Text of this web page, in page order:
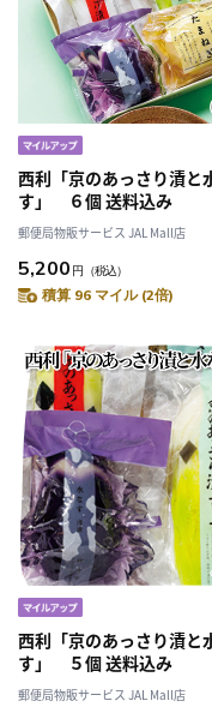
西利「京のあっさり漬と
す」 ６個 送料込み
郵便局物販サービス JAL Mall店
5,200 円 （税込）
積算 96 マイル (2倍)
西利「京のあっさり漬と
す」 ５個 送料込み
郵便局物販サービス JAL Mall店